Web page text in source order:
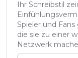
Ihr Schreibstil
Spieler und
die sie zu einer
Netzwerk